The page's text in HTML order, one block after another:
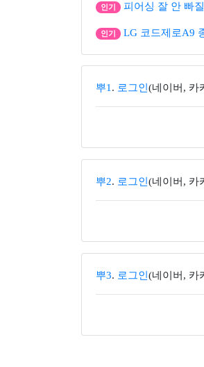
인기 피어싱 잘 안 빠
인기 LG 코드제로A9
뿌1 . 로그인 (네이버, 카
뿌2. 로그인 (네이버, 카
뿌3. 로그인 (네이버, 카